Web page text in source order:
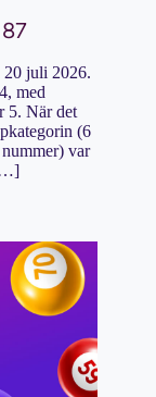
20 juli 2026.
med
5. När det
(6
var